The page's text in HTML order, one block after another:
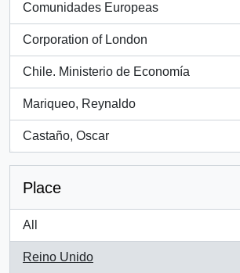
Comunidades Europeas
, 1 results
Corporation of London
, 1 results
Chile. Ministerio de Economía
, 1 results
Mariqueo, Reynaldo
, 1 results
Castaño, Oscar
, 1 results
Place
All
Reino Unido
, 31 results